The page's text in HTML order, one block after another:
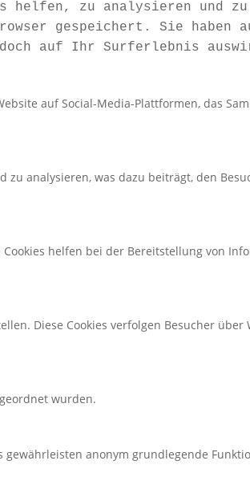
helfen, zu analysieren und
gespeichert. Sie haben
auf Ihr Surferlebnis
auf Social-Media-Plattformen, das
analysieren, was dazu beiträgt, den
helfen bei der Bereitstellung von
Diese Cookies verfolgen Besucher
wurden.
anonym grundlegende